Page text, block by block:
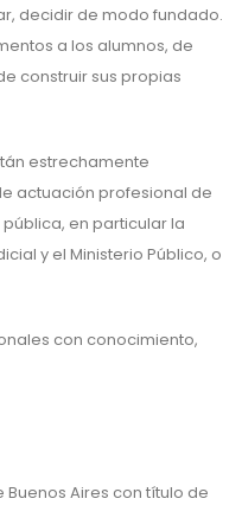
decidir de modo fundado.
a los alumnos, de
construir sus propias
estrechamente
actuación profesional de
en particular la
y el Ministerio Público, o
con conocimiento,
Aires con título de